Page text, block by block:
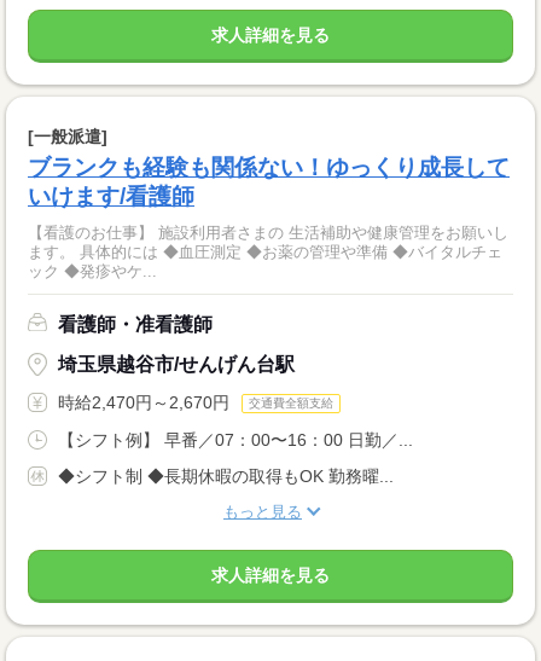
求人詳細を見る
[一般派遣]
ブランクも経験も関係ない！ゆっくり成長して
いけます/看護師
【看護のお仕事】 施設利用者さまの 生活補助や健康管理をお願いし
ます。 具体的には ◆血圧測定 ◆お薬の管理や準備 ◆バイタルチェ
ック ◆発疹やケ...
看護師・准看護師
埼玉県越谷市/せんげん台駅
時給2,470円～2,670円 交通費全額支給
【シフト例】 早番／07：00〜16：00 日勤／...
◆シフト制 ◆長期休暇の取得もOK 勤務曜...
もっと見る
求人詳細を見る